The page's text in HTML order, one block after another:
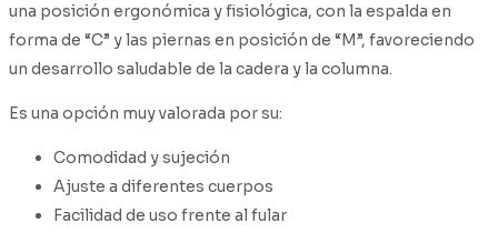
una posición ergonómica y fisiológica, con la espalda en
forma de “C” y las piernas en posición de “M”, favoreciendo
un desarrollo saludable de la cadera y la columna.
Es una opción muy valorada por su:
Comodidad y sujeción
Ajuste a diferentes cuerpos
Facilidad de uso frente al fular